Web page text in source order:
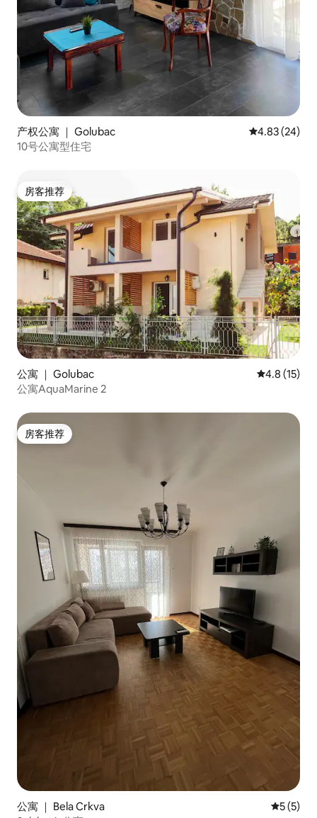
产权公寓 ｜ Golubac 平均评分
4.83 (24)
10号公寓型住宅
房客推荐
房客推荐
公寓 ｜ Golubac 平均评分
4.8 (15)
公寓AquaMarine 2
房客推荐
房客推荐
公寓 ｜ Bela Crkva 平均评分
5 (5)